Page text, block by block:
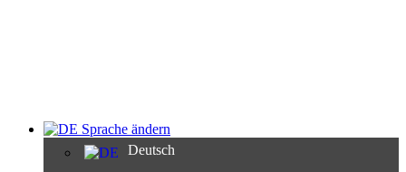
Sprache ändern
Deutsch